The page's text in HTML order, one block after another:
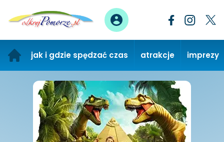
jak i gdzie spędzać czas atrakcje imprezy